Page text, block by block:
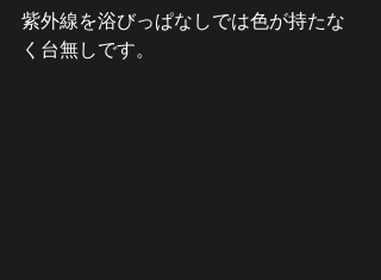
紫外線を浴びっぱなしでは色が持たな
く台無しです。